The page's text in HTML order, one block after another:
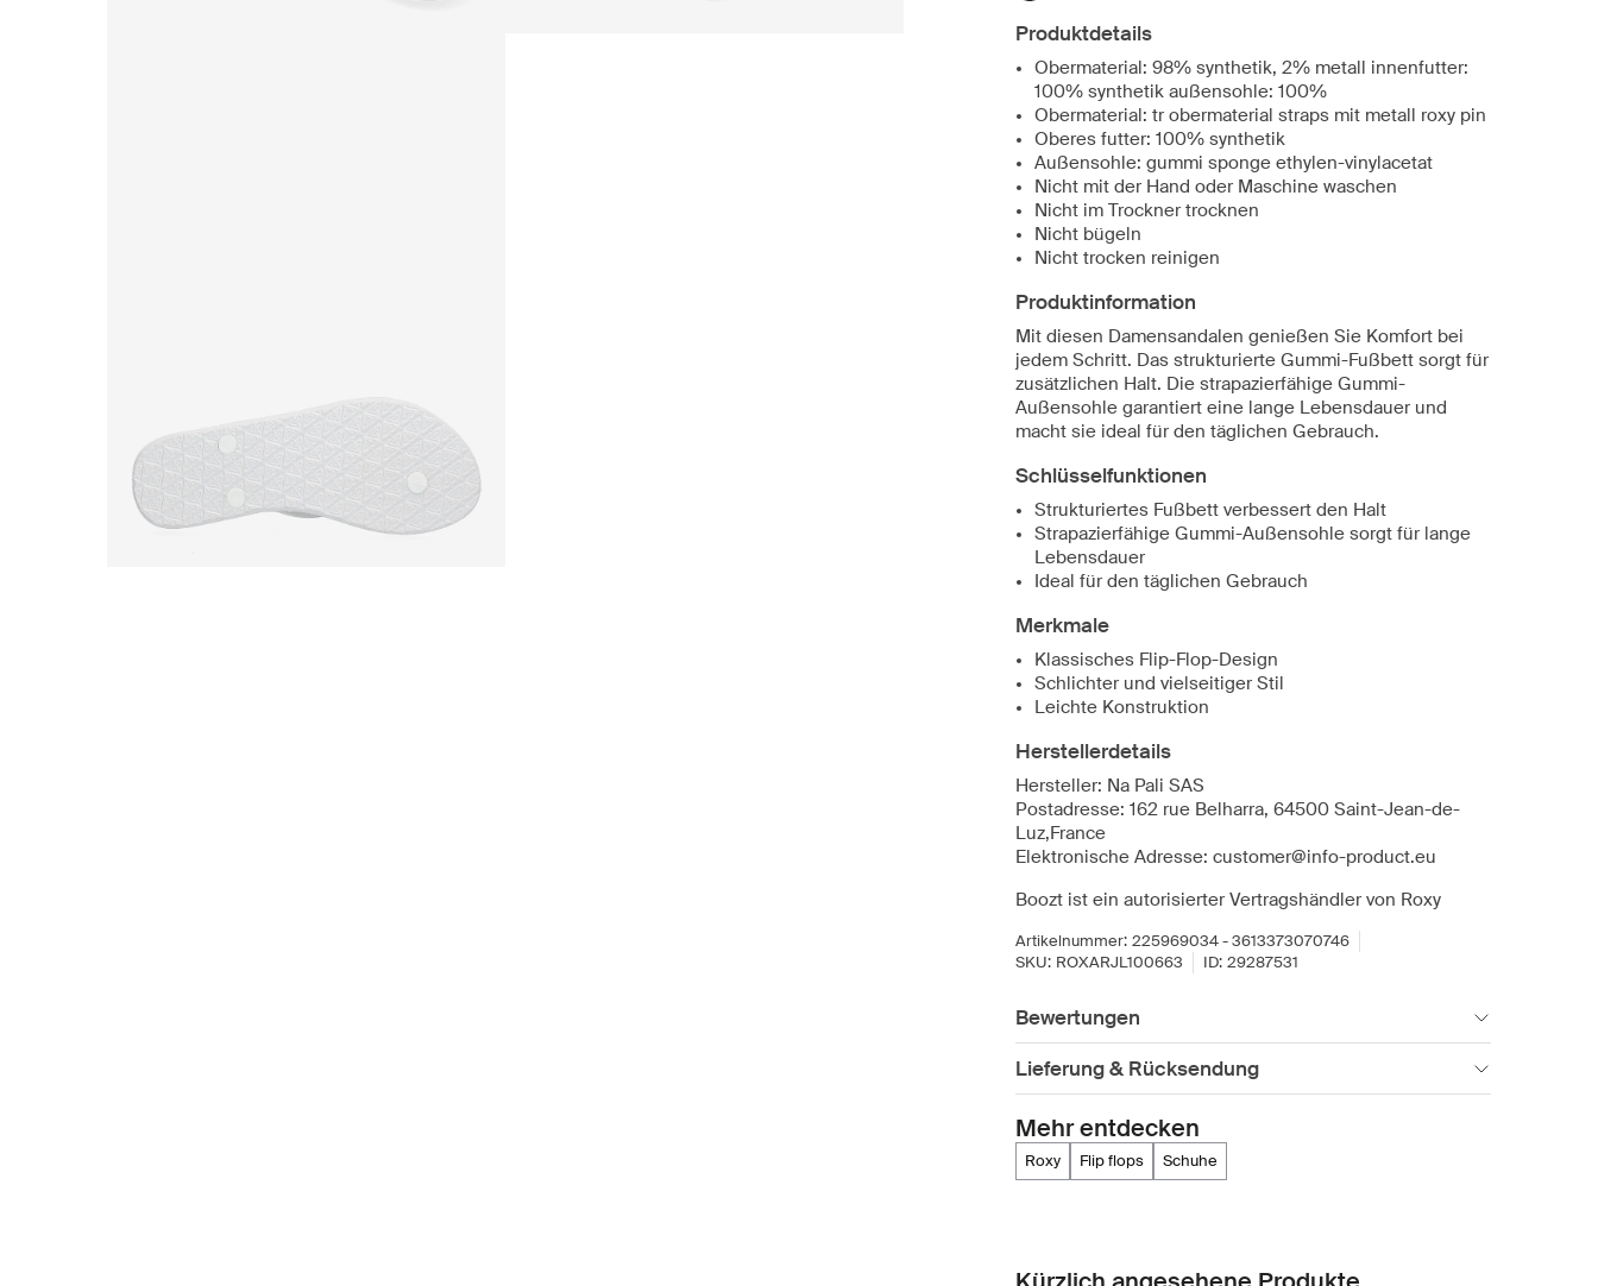
Produktdetails
Obermaterial: 98% synthetik, 2% metall innenfutter:
100% synthetik außensohle: 100%
Obermaterial: tr obermaterial straps mit metall roxy pin
Oberes futter: 100% synthetik
Außensohle: gummi sponge ethylen-vinylacetat
Nicht mit der Hand oder Maschine waschen
Nicht im Trockner trocknen
Nicht bügeln
Nicht trocken reinigen
Produktinformation
Mit diesen Damensandalen genießen Sie Komfort bei
jedem Schritt. Das strukturierte Gummi-Fußbett sorgt für
zusätzlichen Halt. Die strapazierfähige Gummi-
Außensohle garantiert eine lange Lebensdauer und
macht sie ideal für den täglichen Gebrauch.
Schlüsselfunktionen
Strukturiertes Fußbett verbessert den Halt
Strapazierfähige Gummi-Außensohle sorgt für lange
Lebensdauer
Ideal für den täglichen Gebrauch
Merkmale
Klassisches Flip-Flop-Design
Schlichter und vielseitiger Stil
Leichte Konstruktion
Herstellerdetails
Hersteller: Na Pali SAS
Postadresse: 162 rue Belharra, 64500 Saint-Jean-de-
Luz,France
Elektronische Adresse: customer@info-product.eu
Boozt ist ein autorisierter Vertragshändler von Roxy
Artikelnummer: 225969034 - 3613373070746
SKU: ROXARJL100663 ID: 29287531
Bewertungen
Lieferung & Rücksendung
Mehr entdecken
roxy flip flops schuhe